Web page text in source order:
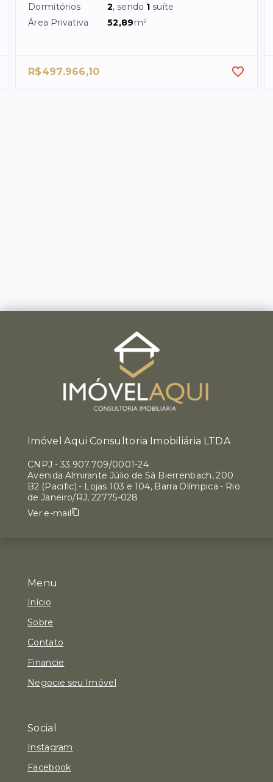
Dormitórios 2, sendo 1 suíte
Área Privativa
52,89m²
R$497.966,10
Menu
Início
Sobre
Contato
Financie
Negocie seu Imóvel
Social
Instagram
Facebook
Imóvel Aqui Consultoria Imobiliária LTDA
CNPJ - 33.907.709/0001-24
Avenida Almirante Júlio de Sá Bierrenbach, 200
B2 (Pacific) - Lojas 103 e 104, Barra Olímpica - Rio
de Janeiro/RJ, 22775-028
Ver e-mail